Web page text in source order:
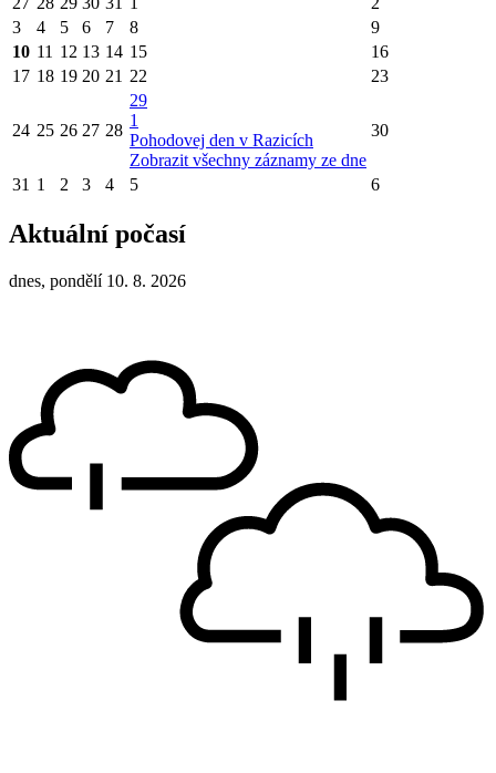
3
4 5 6 7 8
9
10 11 12 13 14 15
16
17 18 19 20 21 22 23
24 25 26 27 28
29
1
Pohodovej den v Razicích
Zobrazit všechny záznamy ze dne
30
31 1 2 3 4 5 6
Aktuální počasí
dnes, pondělí 10. 8. 2026